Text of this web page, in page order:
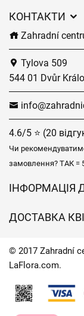
КОНТАКТИ
Zahradní
Tylova 509
544 01 Dvůr
4.6/5 ⭐ (20
Чи
замовлення? ТАК =
ІНФОРМАЦІЯ
Захист
Час доставки
ДОСТАВКА
Куди ми
Контакти
© 2017 Zahradní
LaFlora.com.